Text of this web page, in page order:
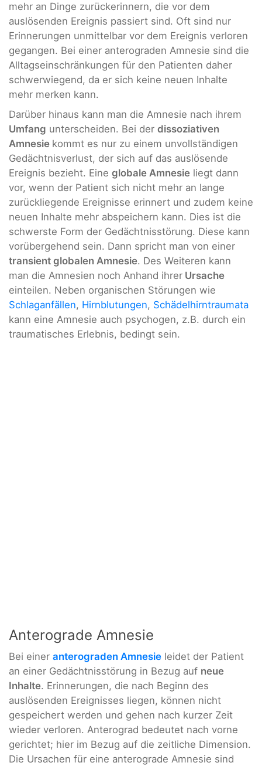
mehr an Dinge zurückerinnern, die vor dem
auslösenden Ereignis passiert sind. Oft sind nur
Erinnerungen unmittelbar vor dem Ereignis verloren
gegangen. Bei einer anterograden Amnesie sind die
Alltagseinschränkungen für den Patienten daher
schwerwiegend, da er sich keine neuen Inhalte
mehr merken kann.
Darüber hinaus kann man die Amnesie nach ihrem
Umfang unterscheiden. Bei der dissoziativen
Amnesie kommt es nur zu einem unvollständigen
Gedächtnisverlust, der sich auf das auslösende
Ereignis bezieht. Eine globale Amnesie liegt dann
vor, wenn der Patient sich nicht mehr an lange
zurückliegende Ereignisse erinnert und zudem keine
neuen Inhalte mehr abspeichern kann. Dies ist die
schwerste Form der Gedächtnisstörung. Diese kann
vorübergehend sein. Dann spricht man von einer
transient globalen Amnesie. Des Weiteren kann
man die Amnesien noch Anhand ihrer Ursache
einteilen. Neben organischen Störungen wie
Schlaganfällen, Hirnblutungen, Schädelhirntraumata
kann eine Amnesie auch psychogen, z.B. durch ein
traumatisches Erlebnis, bedingt sein.
Anterograde Amnesie
Bei einer anterograden Amnesie leidet der Patient
an einer Gedächtnisstörung in Bezug auf neue
Inhalte. Erinnerungen, die nach Beginn des
auslösenden Ereignisses liegen, können nicht
gespeichert werden und gehen nach kurzer Zeit
wieder verloren. Anterograd bedeutet nach vorne
gerichtet; hier im Bezug auf die zeitliche Dimension.
Die Ursachen für eine anterograde Amnesie sind